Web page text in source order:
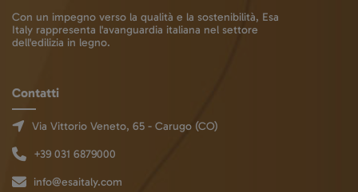
Con un impegno verso la qualità e la sostenibilità, Esa
Italy rappresenta l'avanguardia italiana nel settore
dell'edilizia in legno.
Contatti
Via Vittorio Veneto, 65 - Carugo (CO)
+39 031 6879000
info@esaitaly.com